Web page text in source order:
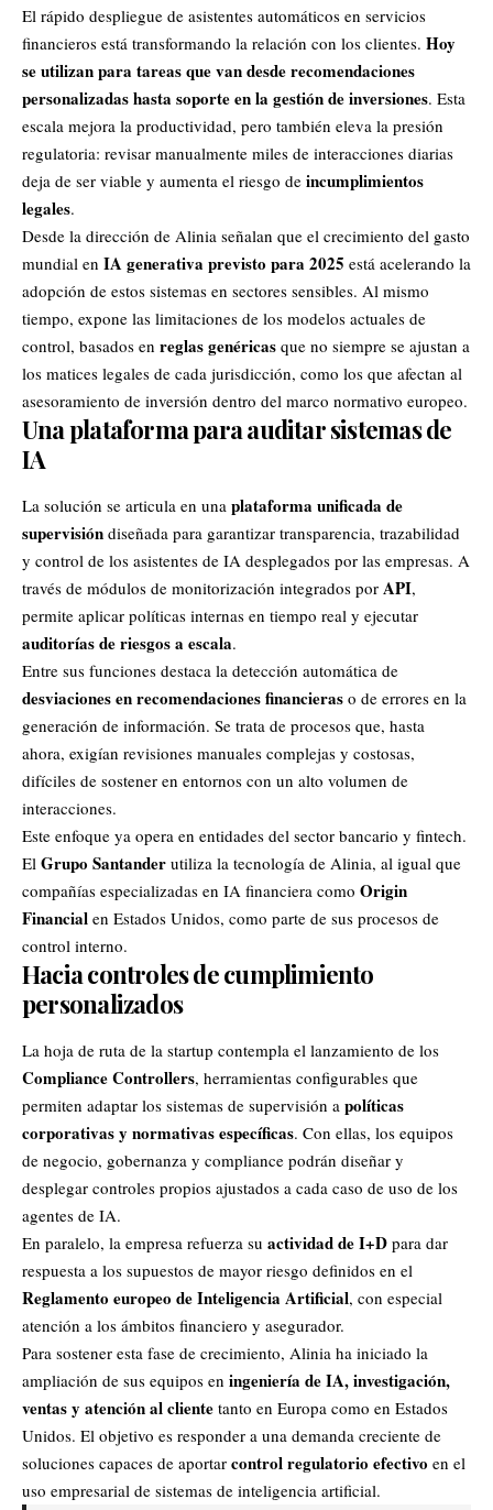
El rápido despliegue de asistentes automáticos en servicios
financieros está transformando la relación con los clientes. Hoy
se utilizan para tareas que van desde recomendaciones
personalizadas hasta soporte en la gestión de inversiones. Esta
escala mejora la productividad, pero también eleva la presión
regulatoria: revisar manualmente miles de interacciones diarias
deja de ser viable y aumenta el riesgo de incumplimientos
legales.
Desde la dirección de Alinia señalan que el crecimiento del gasto
mundial en IA generativa previsto para 2025 está acelerando la
adopción de estos sistemas en sectores sensibles. Al mismo
tiempo, expone las limitaciones de los modelos actuales de
control, basados en reglas genéricas que no siempre se ajustan a
los matices legales de cada jurisdicción, como los que afectan al
asesoramiento de inversión dentro del marco normativo europeo.
Una plataforma para auditar sistemas de
IA
La solución se articula en una plataforma unificada de
supervisión diseñada para garantizar transparencia, trazabilidad
y control de los asistentes de IA desplegados por las empresas. A
través de módulos de monitorización integrados por API,
permite aplicar políticas internas en tiempo real y ejecutar
auditorías de riesgos a escala.
Entre sus funciones destaca la detección automática de
desviaciones en recomendaciones financieras o de errores en la
generación de información. Se trata de procesos que, hasta
ahora, exigían revisiones manuales complejas y costosas,
difíciles de sostener en entornos con un alto volumen de
interacciones.
Este enfoque ya opera en entidades del sector bancario y fintech.
El Grupo Santander utiliza la tecnología de Alinia, al igual que
compañías especializadas en IA financiera como Origin
Financial en Estados Unidos, como parte de sus procesos de
control interno.
Hacia controles de cumplimiento
personalizados
La hoja de ruta de la startup contempla el lanzamiento de los
Compliance Controllers, herramientas configurables que
permiten adaptar los sistemas de supervisión a políticas
corporativas y normativas específicas. Con ellas, los equipos
de negocio, gobernanza y compliance podrán diseñar y
desplegar controles propios ajustados a cada caso de uso de los
agentes de IA.
En paralelo, la empresa refuerza su actividad de I+D para dar
respuesta a los supuestos de mayor riesgo definidos en el
Reglamento europeo de Inteligencia Artificial, con especial
atención a los ámbitos financiero y asegurador.
Para sostener esta fase de crecimiento, Alinia ha iniciado la
ampliación de sus equipos en ingeniería de IA, investigación,
ventas y atención al cliente tanto en Europa como en Estados
Unidos. El objetivo es responder a una demanda creciente de
soluciones capaces de aportar control regulatorio efectivo en el
uso empresarial de sistemas de inteligencia artificial.